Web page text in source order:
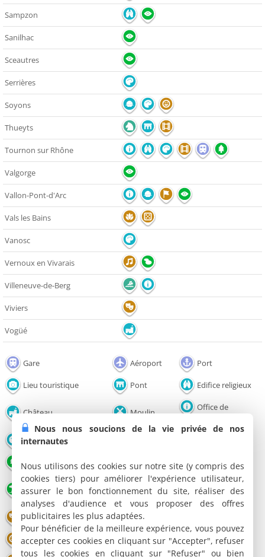
Sampzon
Sanilhac
Sceautres
Serrières
Soyons
Thueyts
Tournon sur Rhône
Valgorge
Vallon-Pont-d'Arc
Vals les Bains
Vanosc
Vernoux en Vivarais
Villeneuve-de-Berg
Viviers
Vogüé
Gare Aéroport Port
Lieu touristique Pont Edifice religieux
Château Moulin
Office de
Musée
Parc et Jardin Nature Lac / Plan d'eau
Plage Restaurant
Salle de
spectacles
Théâtre
Cinéma
Parc de loisirs Bien-être Casino
Nous nous soucions de la vie privée de nos
internautes
Nous utilisons des cookies sur notre site (y compris des
cookies tiers) pour améliorer l'expérience utilisateur,
assurer le bon fonctionnement du site, réaliser des
analyses d'audience et vous proposer des offres
publicitaires les plus adaptées.
Pour bénéficier de la meilleure expérience, vous pouvez
accepter ces cookies en cliquant sur "Accepter", refuser
tous les cookies en cliquant sur "Refuser" ou bien